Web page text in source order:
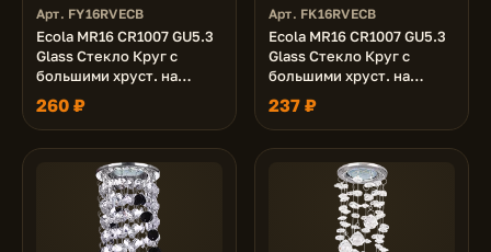
Арт. FY16RVECB
Ecola MR16 CR1007 GU5.3
Glass Стекло Круг с
большими хруст. на
подвесе "под скос"
Тонированный / Золото
84x170
260 ₽
Арт. FK16RVECB
Ecola MR16 CR1007 GU5.3
Glass Стекло Круг с
большими хруст. на
подвесе "под скос"
Черный / Хром 84x170
237 ₽